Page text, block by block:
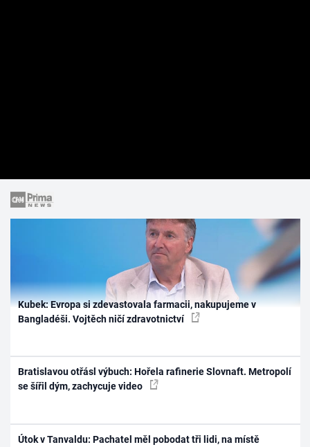
Kubek: Evropa si zdevastovala farmacii, nakupujeme v
Bangladéši. Vojtěch ničí zdravotnictví
Bratislavou otřásl výbuch: Hořela rafinerie Slovnaft. Metropolí
se šířil dým, zachycuje video
Útok v Tanvaldu: Pachatel měl pobodat tři lidi, na místě